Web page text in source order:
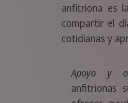
anfitriona es
compartir el
cotidianas y
Apoyo y
anfitrionas